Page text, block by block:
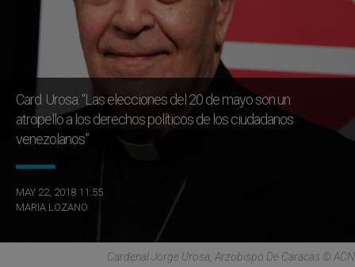
Card. Urosa: “Las elecciones del 20 de mayo son un
atropello a los derechos políticos de los ciudadanos
venezolanos”
MAY 22, 2018 11:55
MARIA LOZANO
Cardenal Jorge Urosa, Arzobispo De Caracas © ACN